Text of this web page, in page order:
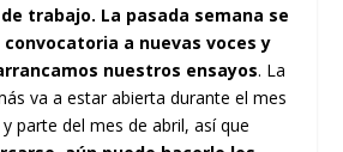
trabajo. La pasada semana se
a nuevas voces y
nuestros ensayos. La
va a estar abierta durante el mes
parte del mes de abril, así que